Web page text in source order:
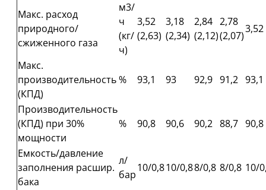
Макс. расход
природного/
сжиженного газа
м3/
ч
(кг/
ч)
3,52
(2,63)
3,18
(2,34)
2,84
(2,12)
2,78
(2,07)
3,52
Макс.
производительность
(КПД)
% 93,1 93 92,9 91,2 93,1
Производительность
(КПД) при 30%
мощности
% 90,8 90,6 90,2 88,7 90,8
Емкость/давление
заполнения расшир.
бака
л/
бар
10/0,810/0,88/0,8 8/0,8 10/